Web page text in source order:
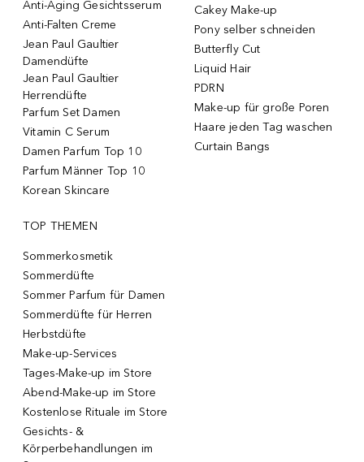
Anti-Aging Gesichtsserum
Anti-Falten Creme
Jean Paul Gaultier
Damendüfte
Jean Paul Gaultier
Herrendüfte
Parfum Set Damen
Vitamin C Serum
Damen Parfum Top 10
Parfum Männer Top 10
Korean Skincare
Cakey Make-up
Pony selber schneiden
Butterfly Cut
Liquid Hair
PDRN
Make-up für große Poren
Haare jeden Tag waschen
Curtain Bangs
TOP THEMEN
Sommerkosmetik
Sommerdüfte
Sommer Parfum für Damen
Sommerdüfte für Herren
Herbstdüfte
Make-up-Services
Tages-Make-up im Store
Abend-Make-up im Store
Kostenlose Rituale im Store
Gesichts- &
Körperbehandlungen im